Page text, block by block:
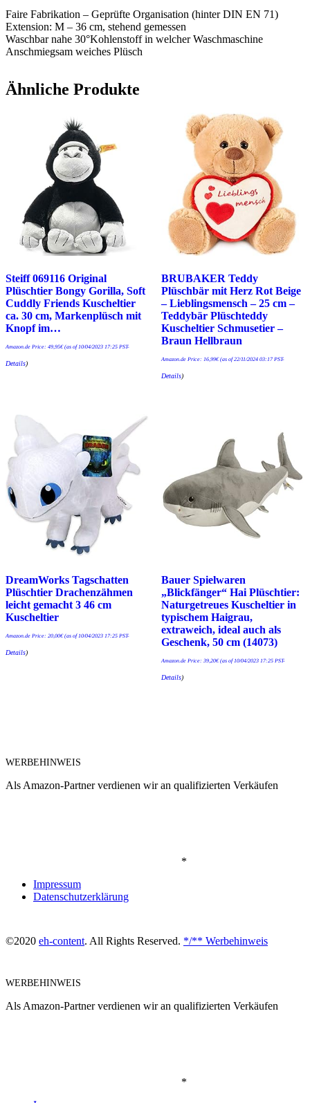
Faire Fabrikation – Geprüfte Organisation (hinter DIN EN 71)
Extension: M – 36 cm, stehend gemessen
Waschbar nahe 30°Kohlenstoff in welcher Waschmaschine
Anschmiegsam weiches Plüsch
Ähnliche Produkte
Steiff 069116 Original
Plüschtier Bongy Gorilla, Soft
Cuddly Friends Kuscheltier
ca. 30 cm, Markenplüsch mit
Knopf im…
Amazon.de Price: 49,95€(as of 10/04/2023 17:25 PST-
Details)
BRUBAKER Teddy
Plüschbär mit Herz Rot Beige
– Lieblingsmensch – 25 cm –
Teddybär Plüschteddy
Kuscheltier Schmusetier –
Braun Hellbraun
Amazon.de Price: 16,99€(as of 22/11/2024 03:17 PST-
Details)
DreamWorks Tagschatten
Plüschtier Drachenzähmen
leicht gemacht 3 46 cm
Kuscheltier
Amazon.de Price: 20,00€(as of 10/04/2023 17:25 PST-
Details)
Bauer Spielwaren
„Blickfänger“ Hai Plüschtier:
Naturgetreues Kuscheltier in
typischem Haigrau,
extraweich, ideal auch als
Geschenk, 50 cm (14073)
Amazon.de Price: 39,20€(as of 10/04/2023 17:25 PST-
Details)
WERBEHINWEIS
Als Amazon-Partner verdienen wir an qualifizierten Verkäufen
*
Impressum
Datenschutzerklärung
©2020 eh-content. All Rights Reserved. */** Werbehinweis
WERBEHINWEIS
Als Amazon-Partner verdienen wir an qualifizierten Verkäufen
*